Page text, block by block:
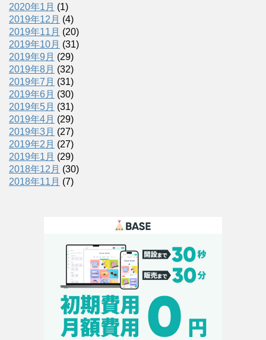
2020年1月 (1)
2019年12月 (4)
2019年11月 (20)
2019年10月 (31)
2019年9月 (29)
2019年8月 (32)
2019年7月 (31)
2019年6月 (30)
2019年5月 (31)
2019年4月 (29)
2019年3月 (27)
2019年2月 (27)
2019年1月 (29)
2018年12月 (30)
2018年11月 (7)